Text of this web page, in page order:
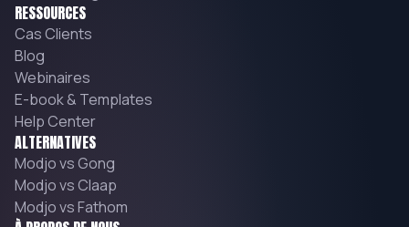
RESSOURCES
Cas Clients
Blog
Webinaires
E-book & Templates
Help Center
ALTERNATIVES
Modjo vs Gong
Modjo vs Claap
Modjo vs Fathom